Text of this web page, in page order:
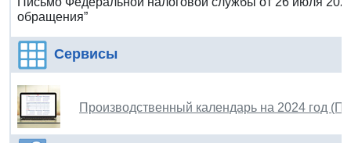
обращения”
Сервисы
Производственный календарь на 2024 год